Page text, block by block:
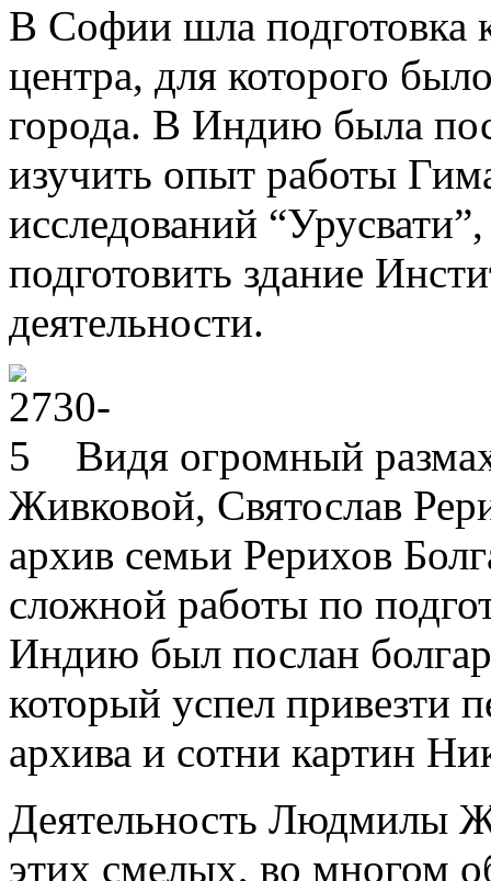
В Софии шла подготовка
центра, для которого
города. В Индию была
изучить опыт работы
исследований
подготовить здание
деятельности.
Видя огромный
Живковой, Святослав
архив семьи Рерихов
сложной работы по
Индию был послан
который успел привезти
архива и сотни картин
Деятельность Людмилы
этих смелых, во многом